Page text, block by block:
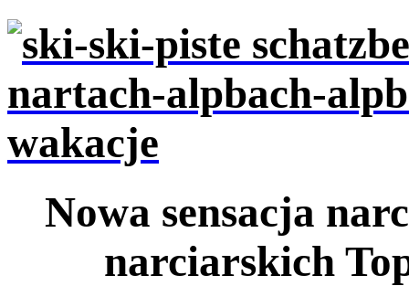
Nowa sensacja
narciarskich